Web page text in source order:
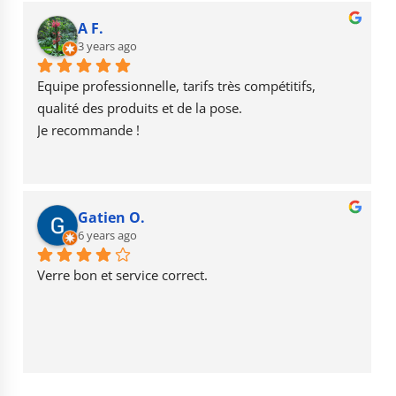
b
o
o
k
r
a
m
b
e
A F.
3 years ago
Equipe professionnelle, tarifs très compétitifs,
qualité des produits et de la pose.
Je recommande !
Gatien O.
6 years ago
Verre bon et service correct.